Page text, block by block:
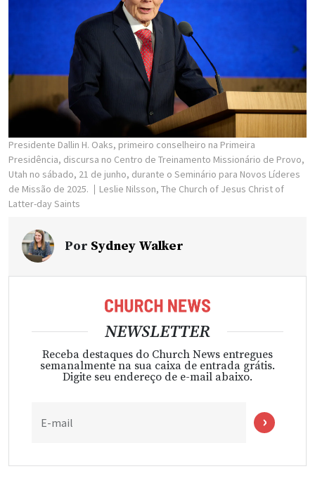
Presidente Dallin H. Oaks, primeiro conselheiro na Primeira
Presidência, discursa no Centro de Treinamento Missionário de Provo,
Utah no sábado, 21 de junho, durante o Seminário para Novos Líderes
de Missão de 2025.
Leslie Nilsson, The Church of Jesus Christ of
Latter-day Saints
Por Sydney Walker
NEWSLETTER
Receba destaques do Church News entregues
semanalmente na sua caixa de entrada grátis.
Digite seu endereço de e-mail abaixo.
E-mail